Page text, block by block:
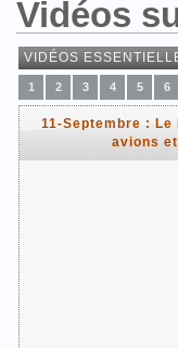
Vidéos
VIDÉOS
1 2 3 4 5 6
11-Septembre :
avions